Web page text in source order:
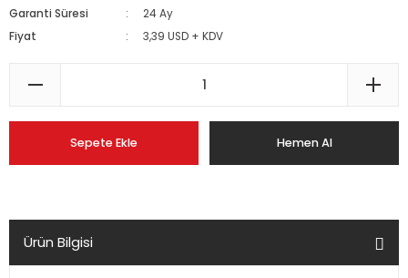
Garanti Süresi
24 Ay
Fiyat
3,39 USD + KDV
Sepete Ekle Hemen Al
Ürün Bilgisi